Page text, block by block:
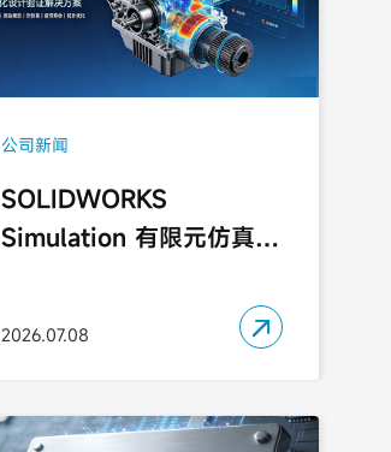
公司新闻
SOLIDWORKS
Simulation 有限元仿真分
2026.07.08 